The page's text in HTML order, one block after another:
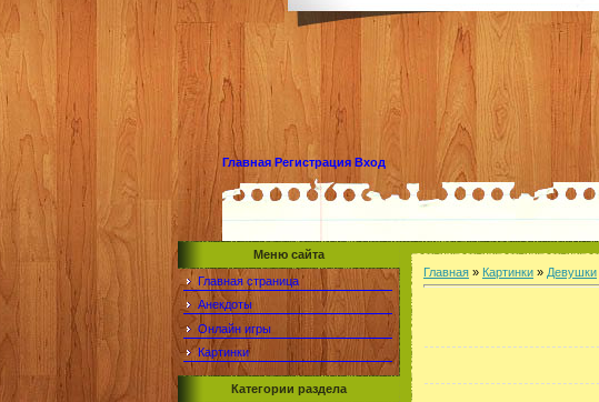
Главная Регистрация Вход
Меню сайта
Главная страница
Анекдоты
Онлайн игры
Картинки
Категории раздела
Главная » Картинки » Девушки